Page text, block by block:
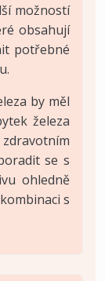
možností
obsahují
potřebné
by měl
železa
se s
ohledně
s